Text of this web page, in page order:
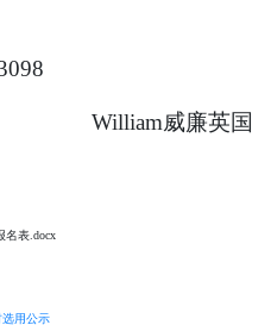
William威廉英国
名表.docx
选用公示